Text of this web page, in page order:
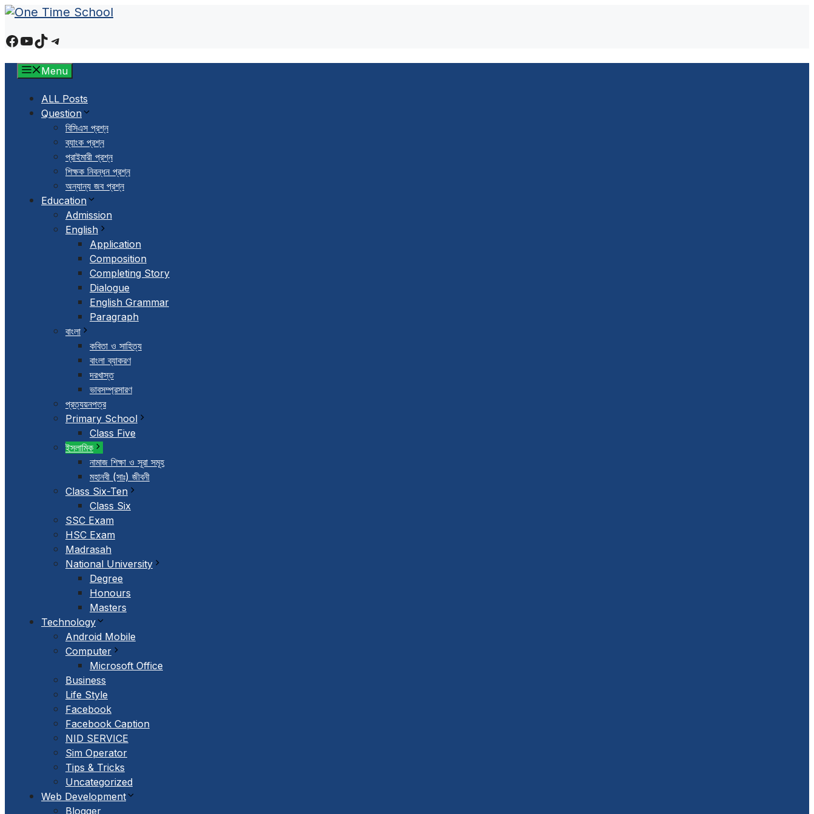
Skip
content
Facebook
YouTube
TikTokTelegram
Menu
ALL Posts
Question
বিসিএস প্রশ্ন
ব্যাংক প্রশ্ন
প্রাইমারী প্রশ্ন
শিক্ষক নিবন্ধন প্রশ্ন
অন্যান্য জব প্রশ্ন
Education
Admission
English
Application
Composition
Completing Story
Dialogue
English Grammar
Paragraph
বাংলা
কবিতা ও সাহিত্য
বাংলা ব্যাকরণ
দরখাস্ত
ভাবসম্প্রসারণ
প্রত্যয়নপত্র
Primary School
Class Five
ইসলামিক
নামাজ শিক্ষা ও সূরা সমূহ
মহানবী (সাঃ) জীবনী
Class Six-Ten
Class Six
SSC Exam
HSC Exam
Madrasah
National University
Degree
Honours
Masters
Technology
Android Mobile
Computer
Microsoft Office
Business
Life Style
Facebook
Facebook Caption
NID SERVICE
Sim Operator
Tips & Tricks
Uncategorized
Web Development
Blogger